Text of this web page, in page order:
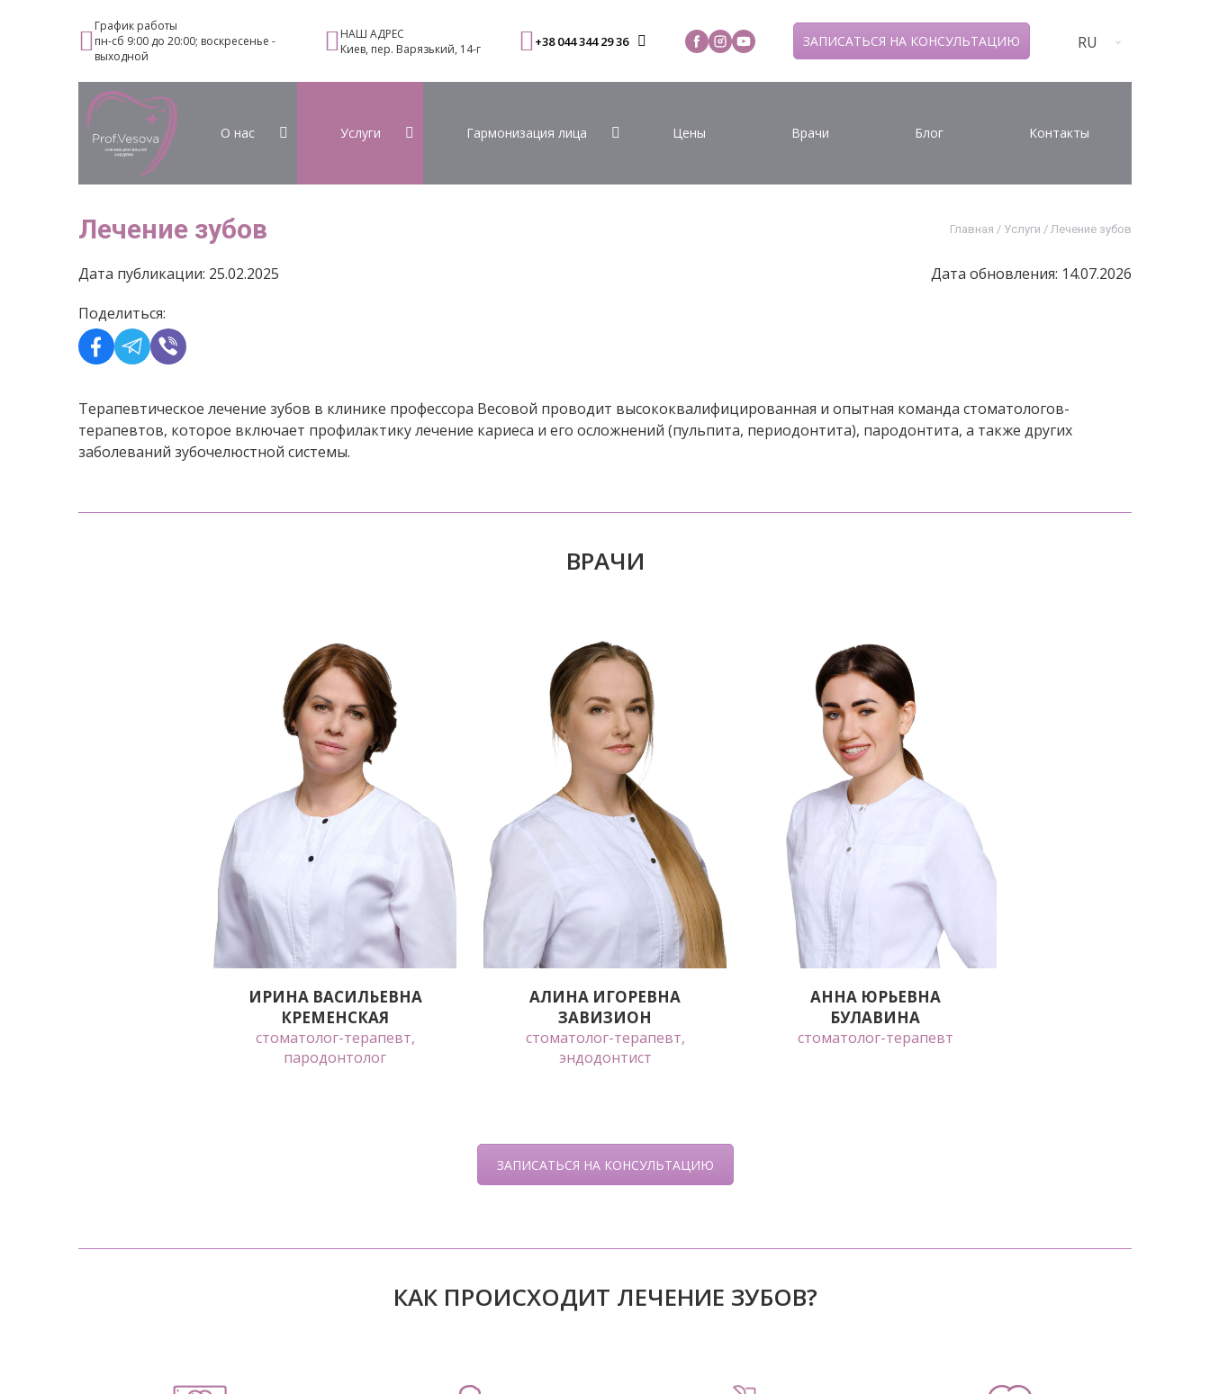
График работы
пн-сб 9:00 до 20:00; воскресенье -
выходной
НАШ АДРЕС
Киев, пер. Варязький, 14-г
+38 044 344 29 36 ЗАПИСАТЬСЯ НА КОНСУЛЬТАЦИЮ RU
О нас Услуги Гармонизация лица Цены Врачи Блог Контакты
Лечение зубов Главная / Услуги / Лечение зубов
Дата публикации: 25.02.2025
Дата обновления: 14.07.2026
Поделиться:
Терапевтическое лечение зубов в клинике профессора Весовой проводит высококвалифицированная и опытная команда стоматологов-
терапевтов, которое включает профилактику лечение кариеса и его осложнений (пульпита, периодонтита), пародонтита, а также других
заболеваний зубочелюстной системы.
ВРАЧИ
ИРИНА ВАСИЛЬЕВНА
КРЕМЕНСКАЯ
стоматолог-терапевт,
пародонтолог
АЛИНА ИГОРЕВНА
ЗАВИЗИОН
стоматолог-терапевт,
эндодонтист
АННА ЮРЬЕВНА
БУЛАВИНА
стоматолог-терапевт
ЗАПИСАТЬСЯ НА КОНСУЛЬТАЦИЮ
КАК ПРОИСХОДИТ ЛЕЧЕНИЕ ЗУБОВ?